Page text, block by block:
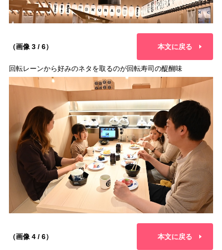
（画像 3 / 6） 本文に戻る
回転レーンから好みのネタを取るのが回転寿司の醍醐味
（画像 4 / 6） 本文に戻る